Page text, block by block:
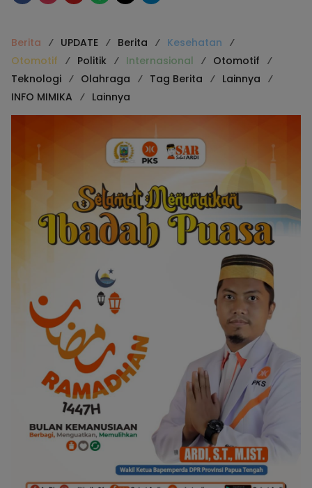
Berita UPDATE Berita
Kesehatan
Otomotif
Politik Internasional
Otomotif
Teknologi
Olahraga Tag Berita
Lainnya
INFO MIMIKA
Lainnya